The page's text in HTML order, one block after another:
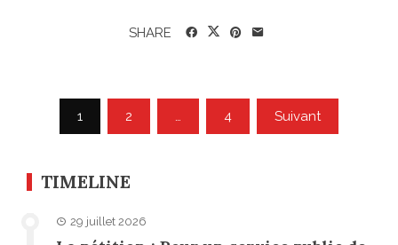
SHARE
Pagination
des
publications
1 2 … 4 Suivant
TIMELINE
29 juillet 2026